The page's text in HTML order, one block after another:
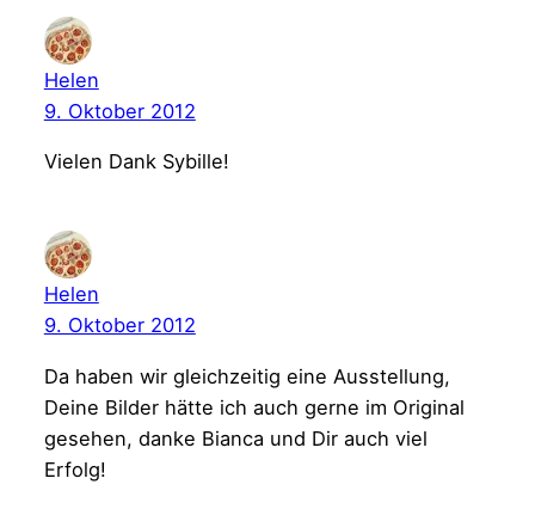
Helen
9. Oktober 2012
Vielen Dank Sybille!
Helen
9. Oktober 2012
Da haben wir gleichzeitig eine Ausstellung,
Deine Bilder hätte ich auch gerne im Original
gesehen, danke Bianca und Dir auch viel
Erfolg!